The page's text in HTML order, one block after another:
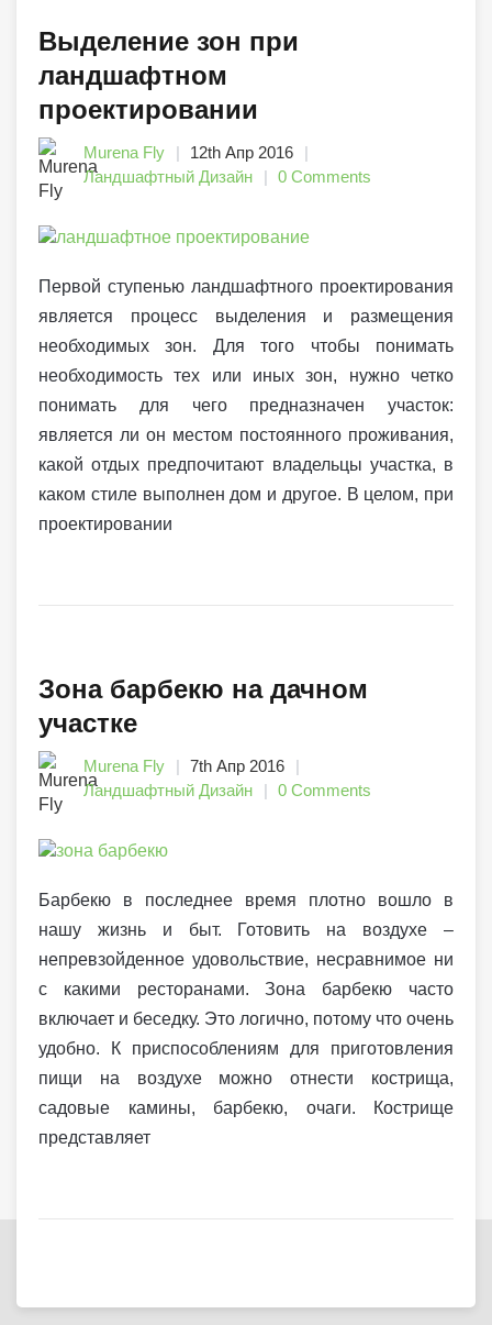
Выделение зон при
ландшафтном
проектировании
Murena Fly
12th Апр 2016
Ландшафтный Дизайн
0 Comments
Первой ступенью ландшафтного проектирования
является процесс выделения и размещения
необходимых зон. Для того чтобы понимать
необходимость тех или иных зон, нужно четко
понимать для чего предназначен участок:
является ли он местом постоянного проживания,
какой отдых предпочитают владельцы участка, в
каком стиле выполнен дом и другое. В целом, при
проектировании
Зона барбекю на дачном
участке
Murena Fly
7th Апр 2016
Ландшафтный Дизайн
0 Comments
Барбекю в последнее время плотно вошло в
нашу жизнь и быт. Готовить на воздухе –
непревзойденное удовольствие, несравнимое ни
с какими ресторанами. Зона барбекю часто
включает и беседку. Это логично, потому что очень
удобно. К приспособлениям для приготовления
пищи на воздухе можно отнести кострища,
садовые камины, барбекю, очаги. Кострище
представляет